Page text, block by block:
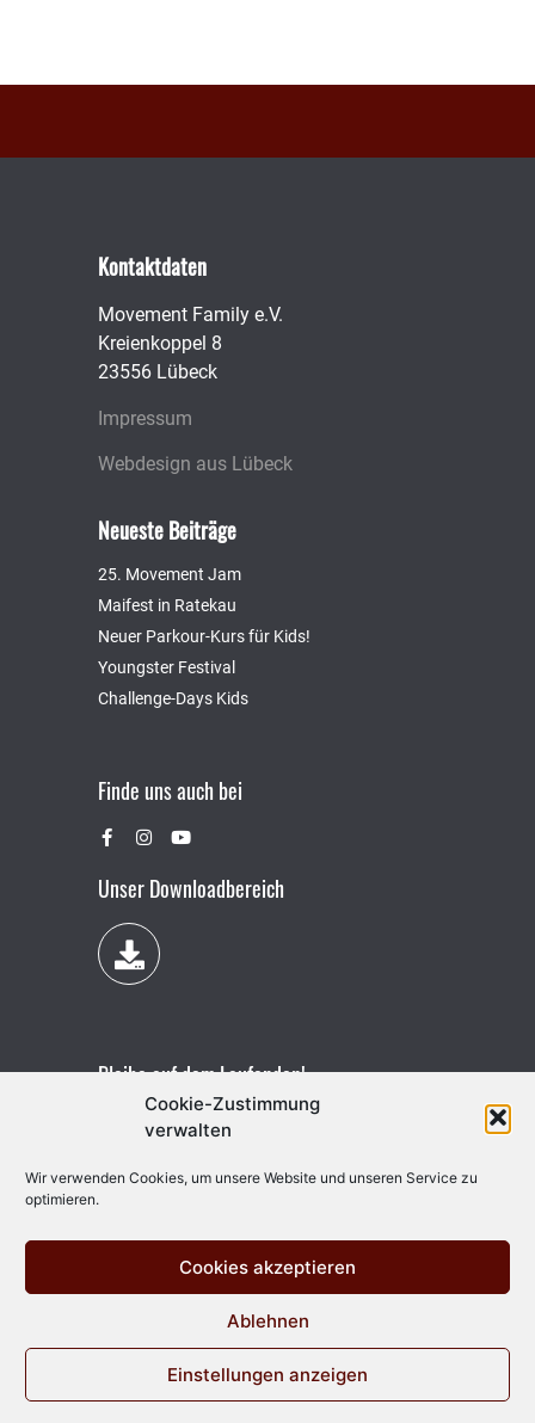
Cookie-Zustimmung
verwalten
Wir verwenden Cookies, um unsere Website und unseren Service zu
optimieren.
Cookies akzeptieren
Ablehnen
Einstellungen anzeigen
Kontaktdaten
Movement Family e.V.
Kreienkoppel 8
23556 Lübeck
Impressum
Webdesign aus Lübeck
Neueste Beiträge
25. Movement Jam
Maifest in Ratekau
Neuer Parkour-Kurs für Kids!
Youngster Festival
Challenge-Days Kids
Finde uns auch bei
Unser Downloadbereich
Bleibe auf dem Laufenden!
Vertrag widerrufen